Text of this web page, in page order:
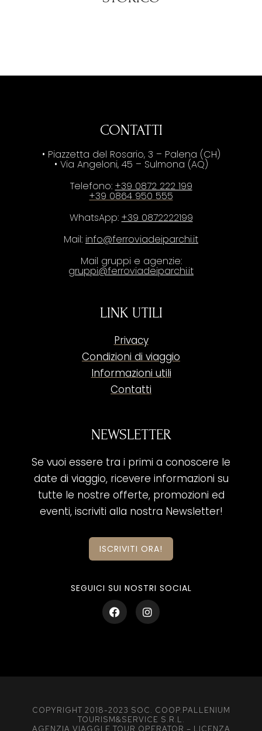
CONTATTI
• Piazzetta del Rosario, 3 – Palena (CH)
• Via Angeloni, 45 – Sulmona (AQ)
Telefono: +39 0872 222 199
+39 0864 950 555
WhatsApp: +39 0872222199
Mail: info@ferroviadeiparchi.it
Mail gruppi e agenzie:
gruppi@ferroviadeiparchi.it
LINK UTILI
Privacy
Condizioni di viaggio
Informazioni utili
Contatti
NEWSLETTER
Se vuoi essere tra i primi a conoscere le
date di viaggio, ricevere informazioni su
tutte le nostre offerte, promozioni ed
eventi, iscriviti alla nostra Newsletter!
ISCRIVITI ORA!
SEGUICI SUI NOSTRI SOCIAL
COPYRIGHT 2018-2023 SOC. COOP.PALLENIUM
TOURISM&SERVICE S.R.L.